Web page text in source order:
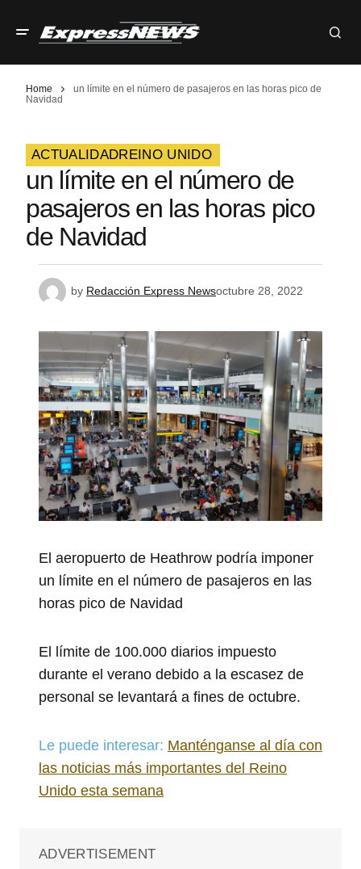
Home
un límite en el número de pasajeros en las horas pico de
Navidad
ACTUALIDADREINO UNIDO
un límite en el número de
pasajeros en las horas pico
de Navidad
by Redacción Express Newsoctubre 28, 2022
El aeropuerto de Heathrow podría imponer
un límite en el número de pasajeros en las
horas pico de Navidad
El límite de 100.000 diarios impuesto
durante el verano debido a la escasez de
personal se levantará a fines de octubre.
Le puede interesar: Manténganse al día con
las noticias más importantes del Reino
Unido esta semana
ADVERTISEMENT